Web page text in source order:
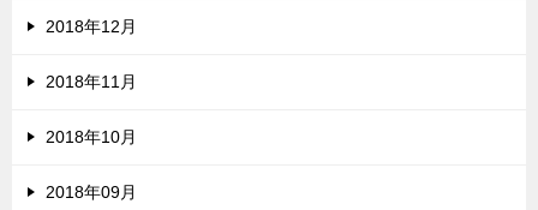
2018年12月
2018年11月
2018年10月
2018年09月